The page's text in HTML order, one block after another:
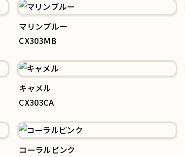
マリンブルー
CX303MB
キャメル
CX303CA
コーラルピンク